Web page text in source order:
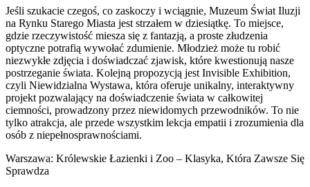
Jeśli szukacie czegoś, co zaskoczy i wciągnie, Muzeum Świat Iluzji
na Rynku Starego Miasta jest strzałem w dziesiątkę. To miejsce,
gdzie rzeczywistość miesza się z fantazją, a proste złudzenia
optyczne potrafią wywołać zdumienie. Młodzież może tu robić
niezwykłe zdjęcia i doświadczać zjawisk, które kwestionują nasze
postrzeganie świata. Kolejną propozycją jest Invisible Exhibition,
czyli Niewidzialna Wystawa, która oferuje unikalny, interaktywny
projekt pozwalający na doświadczenie świata w całkowitej
ciemności, prowadzony przez niewidomych przewodników. To nie
tylko atrakcja, ale przede wszystkim lekcja empatii i zrozumienia dla
osób z niepełnosprawnościami.
Warszawa: Królewskie Łazienki i Zoo – Klasyka, Która Zawsze Się
Sprawdza